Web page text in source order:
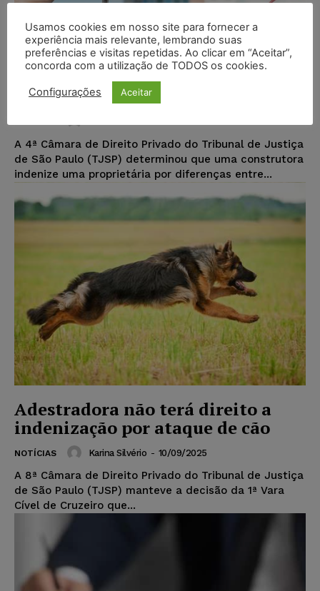
Cliente receberá indenização por
apartamento entregue diferente
do decorado
A 4ª Câmara de Direito Privado do Tribunal de Justiça
de São Paulo (TJSP) determinou que uma construtora
indenize uma proprietária por diferenças entre...
Adestradora não terá direito a
indenização por ataque de cão
NOTÍCIAS Karina Silvério - 10/09/2025
A 8ª Câmara de Direito Privado do Tribunal de Justiça
de São Paulo (TJSP) manteve a decisão da 1ª Vara
Cível de Cruzeiro que...
Usamos cookies em nosso site para fornecer a
experiência mais relevante, lembrando suas
preferências e visitas repetidas. Ao clicar em “Aceitar”,
concorda com a utilização de TODOS os cookies.
Configurações Aceitar